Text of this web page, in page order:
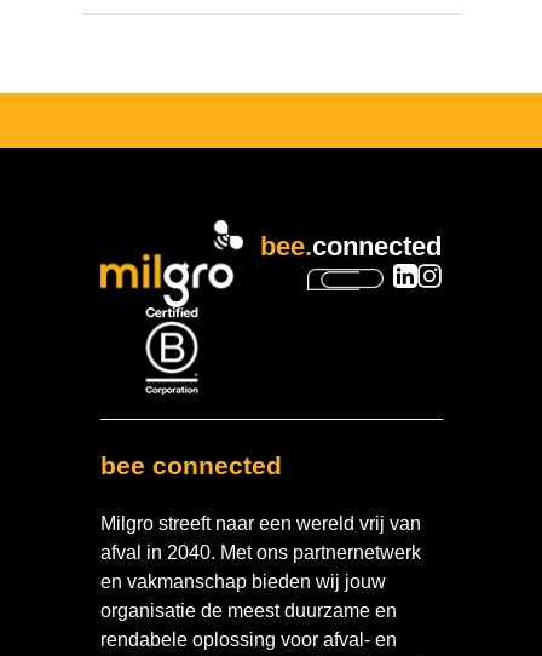
bee.connected
bee connected
Milgro streeft naar een wereld vrij van
afval in 2040. Met ons partnernetwerk
en vakmanschap bieden wij jouw
organisatie de meest duurzame en
rendabele oplossing voor afval- en